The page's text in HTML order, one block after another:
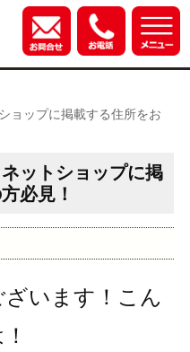
ョップに掲載する住所をお
ットショップに掲
必見！
います！こん